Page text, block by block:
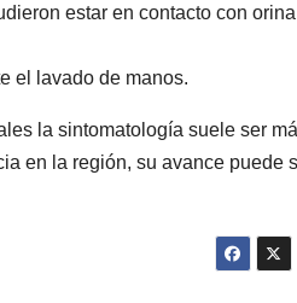
estar en contacto con orina
el lavado de manos.
la sintomatología suele ser
en la región, su avance puede